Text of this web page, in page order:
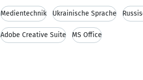
Medientechnik Ukrainische Sprache
Adobe Creative Suite MS Office